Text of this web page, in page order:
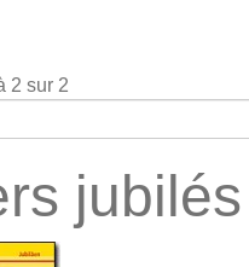
2 sur 2
jubilés